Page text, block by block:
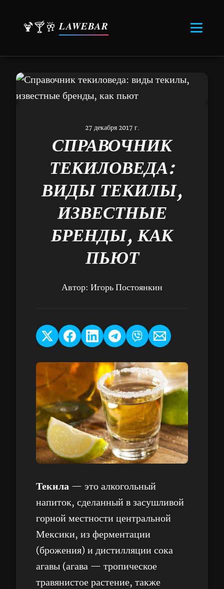
🍹🍸🥂 LAWEBAR
27 декабря 2017 г.
СПРАВОЧНИК
ТЕКИЛОВЕДА:
ВИДЫ ТЕКИЛЫ,
ИЗВЕСТНЫЕ
БРЕНДЫ, КАК
ПЬЮТ
Автор: Игорь Постоянкин
Текила — это алкогольный
напиток, сделанный в засушливой
горной местности центральной
Мексики, из ферментации
(брожения) и дистилляции сока
агавы (агава — тропическое
травянистое растение, также